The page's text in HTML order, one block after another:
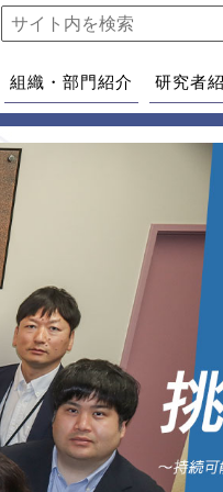
組織・部門紹介 研究者